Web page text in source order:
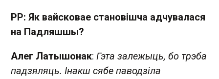
РР: Як вайсковае становішча адчувалася
на Падляшшы?
Алег Латышонак: Гэта залежыць, бо трэба
падзяляць. Інакш сябе паводзіла